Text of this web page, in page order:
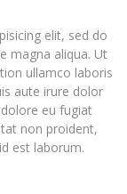
elit, sed do
magna aliqua. Ut
ullamco laboris
aute irure dolor
eu fugiat
non proident,
est laborum.